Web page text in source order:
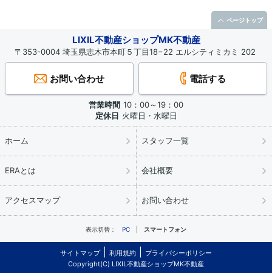
LIXIL不動産ショップMK不動産
〒353-0004 埼玉県志木市本町５丁目18−22 エルシティミカミ 202
お問い合わせ 電話する
営業時間 10：00～19：00
定休日 火曜日・水曜日
ホーム スタッフ一覧
ERAとは 会社概要
アクセスマップ お問い合わせ
表示切替： PC スマートフォン
サイトマップ 利用規約
プライバシーポリシー
Copyright(C) LIXIL不動産ショップMK不動産
ページトップ